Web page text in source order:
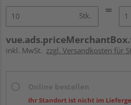
Stk.
inkl. MwSt. zzgl. Versandkosten für
Ihr Standort ist nicht im